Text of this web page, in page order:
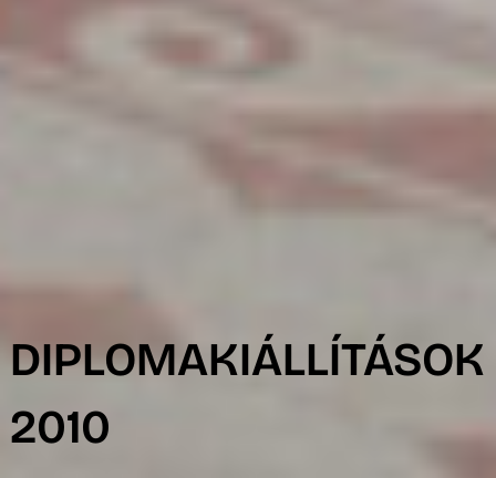
DIPLOMAKIÁLLÍTÁSOK
2010